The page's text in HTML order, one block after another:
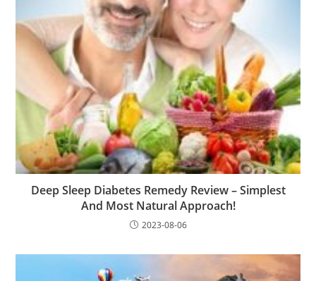
Deep Sleep Diabetes Remedy Review – Simplest
And Most Natural Approach!
2023-08-06